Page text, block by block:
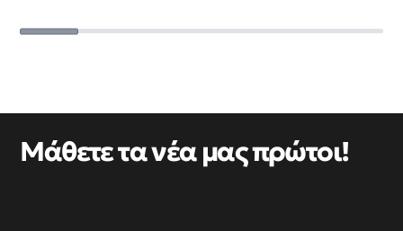
Μάθετε τα νέα μας πρώτοι!